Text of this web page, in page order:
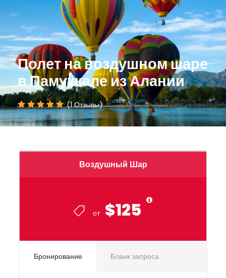
Полет на воздушном шаре
в Памуккале из Алании
(1 Отзывы)
Воздушный Шар
от $125
Бронирование Бланк запроса